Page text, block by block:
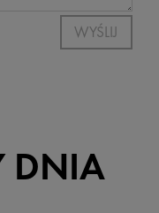
WYŚLIJ
DNIA